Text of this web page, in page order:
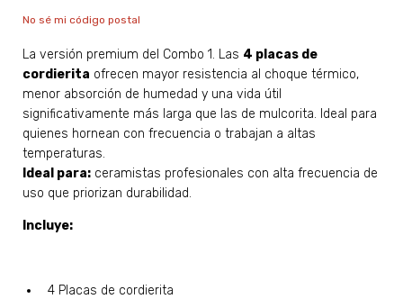
No sé mi código postal
La versión premium del Combo 1. Las 4 placas de
cordierita ofrecen mayor resistencia al choque térmico,
menor absorción de humedad y una vida útil
significativamente más larga que las de mulcorita. Ideal para
quienes hornean con frecuencia o trabajan a altas
temperaturas.
Ideal para: ceramistas profesionales con alta frecuencia de
uso que priorizan durabilidad.
Incluye:
4 Placas de cordierita